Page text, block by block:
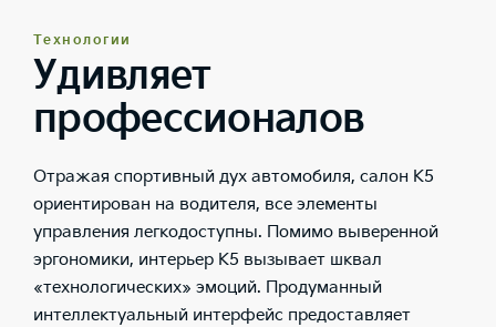
Технологии
Удивляет
профессионалов
Отражая спортивный дух автомобиля, салон K5
ориентирован на водителя, все элементы
управления легкодоступны. Помимо выверенной
эргономики, интерьер K5 вызывает шквал
«технологических» эмоций. Продуманный
интеллектуальный интерфейс предоставляет